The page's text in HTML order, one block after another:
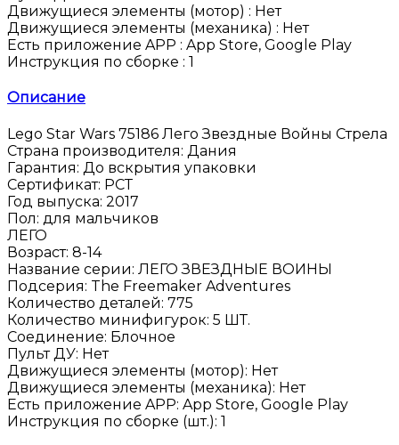
Движущиеся элементы (мотор) : Нет
Движущиеся элементы (механика) : Нет
Есть приложение APP : App Store, Google Play
Инструкция по сборке : 1
Описание
Lego Star Wars 75186 Лего Звездные Войны Стрела
Страна производителя: Дания
Гарантия: До вскрытия упаковки
Сертификат: РСТ
Год выпуска: 2017
Пол: для мальчиков
ЛЕГО
Возраст: 8-14
Название серии: ЛЕГО ЗВЕЗДНЫЕ ВОИНЫ
Подсерия: The Freemaker Adventures
Количество деталей: 775
Количество минифигурок: 5 ШТ.
Соединение: Блочное
Пульт ДУ: Нет
Движущиеся элементы (мотор): Нет
Движущиеся элементы (механика): Нет
Есть приложение APP: App Store, Google Play
Инструкция по сборке (шт.): 1